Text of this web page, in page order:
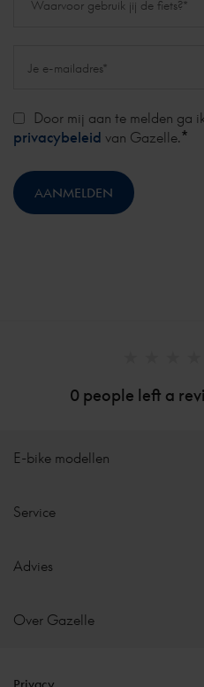
0 people left a
Door mij aan te melden ga
privacybeleid van Gazelle.*
E-bike modellen
Service
Advies
Over Gazelle